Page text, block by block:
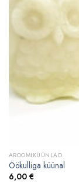
AROOMIKÜÜNLAD
Öökulliga küünal
6,00 €